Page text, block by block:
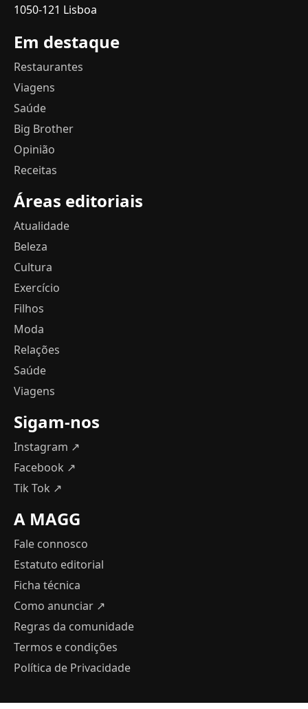
1050-121 Lisboa
Em destaque
Restaurantes
Viagens
Saúde
Big Brother
Opinião
Receitas
Áreas editoriais
Atualidade
Beleza
Cultura
Exercício
Filhos
Moda
Relações
Saúde
Viagens
Sigam-nos
Instagram ↗
Facebook ↗
Tik Tok ↗
A MAGG
Fale connosco
Estatuto editorial
Ficha técnica
Como anunciar ↗
Regras da comunidade
Termos e condições
Política de Privacidade